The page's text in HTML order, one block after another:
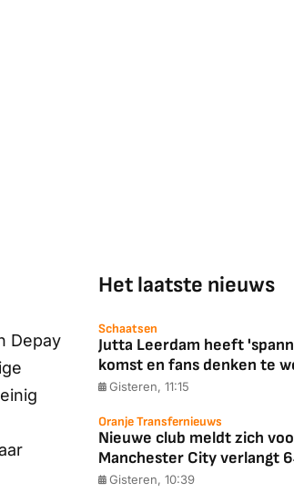
Depay
Het laatste nieuws
Schaatsen
Jutta Leerdam heeft
komst en fans denken te
Gisteren, 11:15
Oranje Transfernieuws
Nieuwe club meldt zich
Manchester City verlangt
Gisteren, 10:39